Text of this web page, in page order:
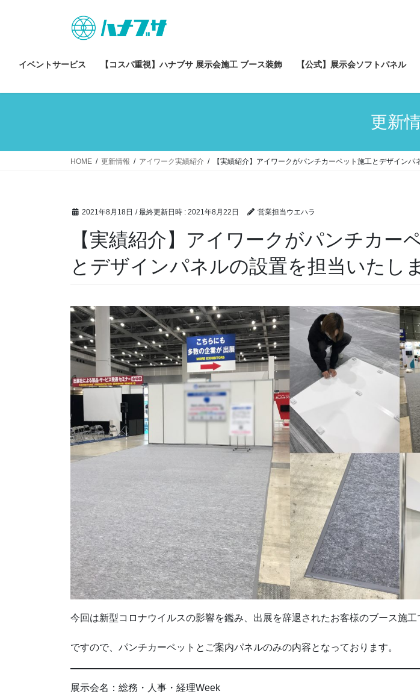
ス
ン
イベントサービス 【コスパ重視】ハナブサ 展示会施工 ブース装飾 【公式】展示会ソフトパネル
更新
HOME 更新情報 アイワーク実績紹介 【実績紹介】アイワークがパンチカーペット施工とデザインパ
2021年8月18日 / 最終更新日時 : 2021年8月22日 営業担当ウエハラ
【実績紹介】アイワークがパンチカー
とデザインパネルの設置を担当いたし
今回は新型コロナウイルスの影響を鑑み、出展を辞退されたお客様のブース施工
ですので、パンチカーペットとご案内パネルのみの内容となっております。
展示会名：総務・人事・経理Week